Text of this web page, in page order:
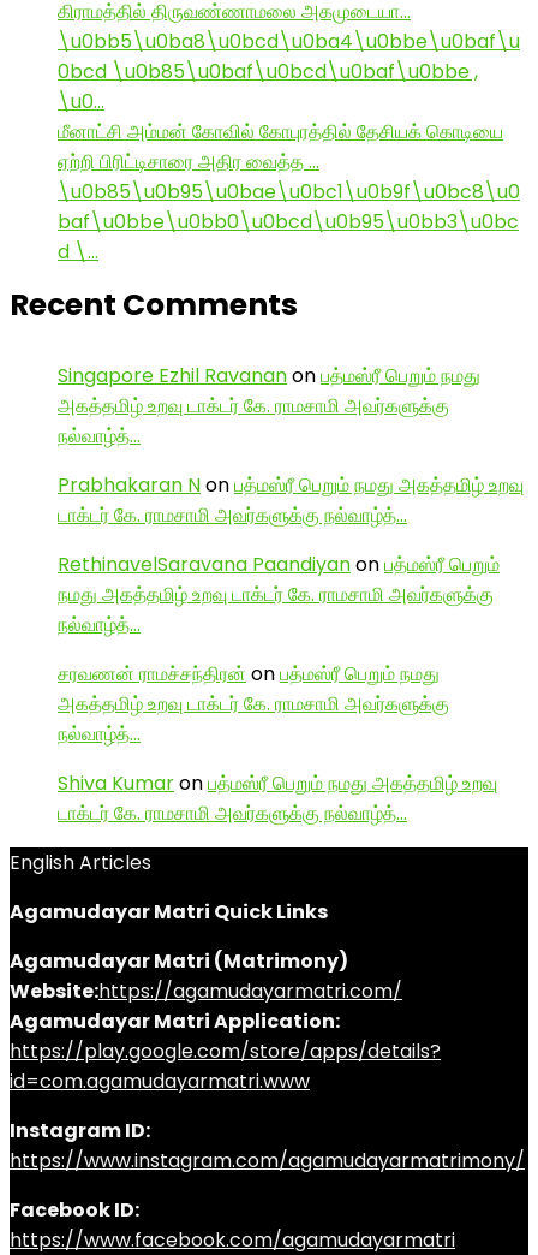
கிராமத்தில் திருவண்ணாமலை அகமுடையா…
\u0bb5\u0ba8\u0bcd\u0ba4\u0bbe\u0baf\u
0bcd \u0b85\u0baf\u0bcd\u0baf\u0bbe ,
\u0…
மீனாட்சி அம்மன் கோவில் கோபுரத்தில் தேசியக் கொடியை
ஏற்றி பிரிட்டிசாரை அதிர வைத்த …
\u0b85\u0b95\u0bae\u0bc1\u0b9f\u0bc8\u0
baf\u0bbe\u0bb0\u0bcd\u0b95\u0bb3\u0bc
d \…
Recent Comments
Singapore Ezhil Ravananonபத்மஸ்ரீ பெறும் நமது
அகத்தமிழ் உறவு டாக்டர் கே. ராமசாமி அவர்களுக்கு
நல்வாழ்த்…
Prabhakaran Nonபத்மஸ்ரீ பெறும் நமது அகத்தமிழ் உறவு
டாக்டர் கே. ராமசாமி அவர்களுக்கு நல்வாழ்த்…
RethinavelSaravana Paandiyanonபத்மஸ்ரீ பெறும்
நமது அகத்தமிழ் உறவு டாக்டர் கே. ராமசாமி அவர்களுக்கு
நல்வாழ்த்…
சரவணன் ராமச்சந்திரன் onபத்மஸ்ரீ பெறும் நமது
அகத்தமிழ் உறவு டாக்டர் கே. ராமசாமி அவர்களுக்கு
நல்வாழ்த்…
Shiva Kumaronபத்மஸ்ரீ பெறும் நமது அகத்தமிழ் உறவு
டாக்டர் கே. ராமசாமி அவர்களுக்கு நல்வாழ்த்…
English Articles
Agamudayar Matri Quick Links
Agamudayar Matri (Matrimony)
Website:https://agamudayarmatri.com/
Agamudayar Matri Application:
https://play.google.com/store/apps/details?
id=com.agamudayarmatri.www
Instagram ID:
https://www.instagram.com/agamudayarmatrimony/
Facebook ID:
https://www.facebook.com/agamudayarmatri